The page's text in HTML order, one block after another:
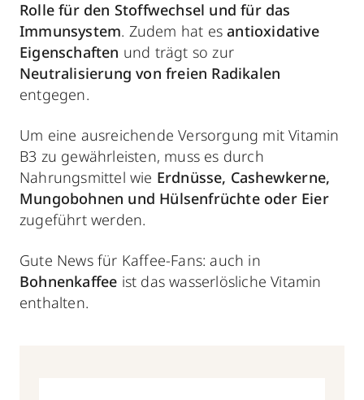
Rolle für den Stoffwechsel und für das
Immunsystem. Zudem hat esantioxidative
Eigenschaften und trägt so zur
Neutralisierung von freien Radikalen
entgegen.
Um eine ausreichende Versorgung mit Vitamin
B3 zu gewährleisten, muss es durch
Nahrungsmittel wie Erdnüsse, Cashewkerne,
Mungobohnen und Hülsenfrüchte oder Eier
zugeführt werden.
Gute News für Kaffee-Fans: auch in
Bohnenkaffee ist das wasserlösliche Vitamin
enthalten.